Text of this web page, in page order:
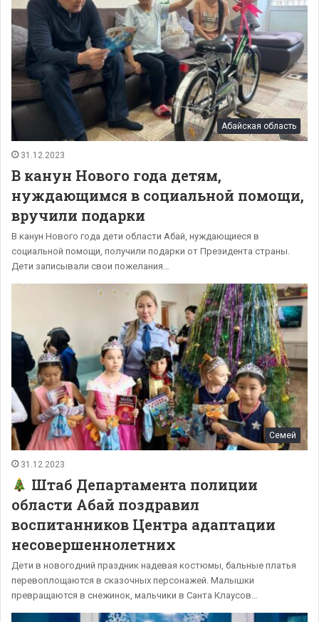
Абайская область
31.12.2023
В канун Нового года детям,
нуждающимся в социальной помощи,
вручили подарки
В канун Нового года дети области Абай, нуждающиеся в
социальной помощи, получили подарки от Президента страны.
Дети записывали свои пожелания…
Семей
31.12.2023
Штаб Департамента полиции
области Абай поздравил
воспитанников Центра адаптации
несовершеннолетних
Дети в новогодний праздник надевая костюмы, бальные платья
перевоплощаются в сказочных персонажей. Малышки
превращаются в снежинок, мальчики в Санта Клаусов…